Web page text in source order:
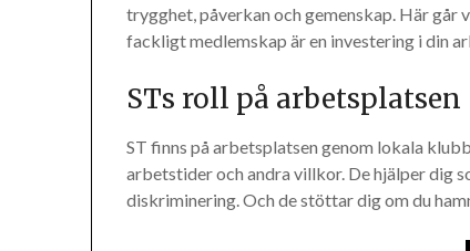
trygghet, påverkan och gemenskap. Här går
fackligt medlemskap är en investering i din
STs roll på arbetsplatsen
ST finns på arbetsplatsen genom lokala
arbetstider och andra villkor. De hjälper dig
diskriminering. Och de stöttar dig om du